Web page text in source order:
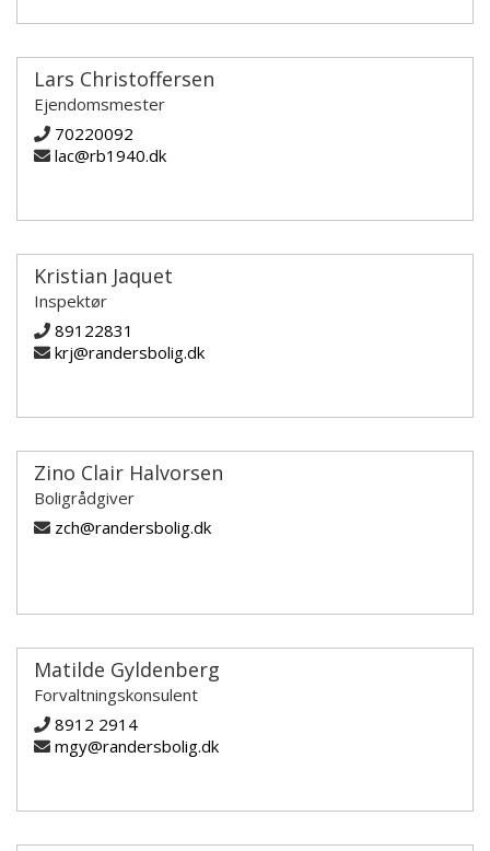
Lars Christoffersen
Ejendomsmester
70220092
lac@rb1940.dk
Kristian Jaquet
Inspektør
89122831
krj@randersbolig.dk
Zino Clair Halvorsen
Boligrådgiver
zch@randersbolig.dk
Matilde Gyldenberg
Forvaltningskonsulent
8912 2914
mgy@randersbolig.dk